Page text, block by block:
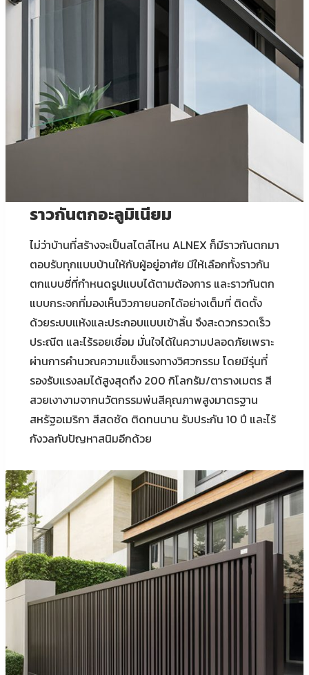
ราวกันตกอะลูมิเนียม
ไม่ว่าบ้านที่สร้างจะเป็นสไตล์ไหน ALNEX ก็มีราวกันตกมา
ตอบรับทุกแบบบ้านให้กับผู้อยู่อาศัย มีให้เลือกทั้งราวกัน
ตกแบบซี่ที่กำหนดรูปแบบได้ตามต้องการ และราวกันตก
แบบกระจกที่มองเห็นวิวภายนอกได้อย่างเต็มที่ ติดตั้ง
ด้วยระบบแห้งและประกอบแบบเข้าลิ้น จึงสะดวกรวดเร็ว
ประณีต และไร้รอยเชื่อม มั่นใจได้ในความปลอดภัยเพราะ
ผ่านการคำนวณความแข็งแรงทางวิศวกรรม โดยมีรุ่นที่
รองรับแรงลมได้สูงสุดถึง 200 กิโลกรัม/ตารางเมตร สี
สวยเงางามจากนวัตกรรมพ่นสีคุณภาพสูงมาตรฐาน
สหรัฐอเมริกา สีสดชัด ติดทนนาน รับประกัน 10 ปี และไร้
กังวลกับปัญหาสนิมอีกด้วย